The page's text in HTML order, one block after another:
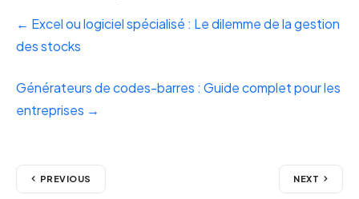
← Excel ou logiciel spécialisé : Le dilemme de la gestion
des stocks
Générateurs de codes-barres : Guide complet pour les
entreprises →
PREVIOUS NEXT